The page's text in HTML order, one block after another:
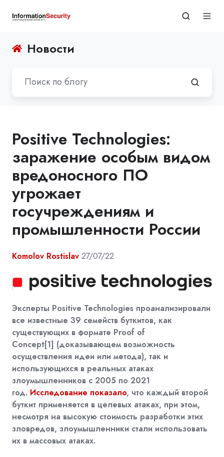
Новости
Positive Technologies:
заражение особым видом
вредоносного ПО
угрожает
госучреждениям и
промышленности России
Komolov Rostislav 27/07/22
Эксперты Positive Technologies проанализировали
все известные 39 семейств буткитов, как
существующих в формате Proof of
Concept[1] (доказывающем возможность
осуществления идеи или метода), так и
использующихся в реальных атаках
злоумышленников с 2005 по 2021
год. Исследование показало, что каждый второй
буткит применяется в целевых атаках, при этом,
несмотря на высокую стоимость разработки этих
зловредов, злоумышленники стали использовать
их в массовых атаках.